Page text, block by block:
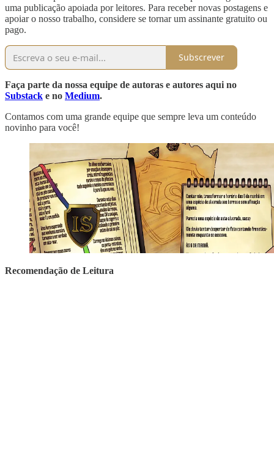
uma publicação apoiada por leitores. Para receber novas postagens e
apoiar o nosso trabalho, considere se tornar um assinante gratuito ou
pago.
Subscrever
Faça parte da nossa equipe de autoras e autores aqui no
Substack e no Medium.
Contamos com uma grande equipe que sempre leva um conteúdo
novinho para você!
Recomendação de Leitura